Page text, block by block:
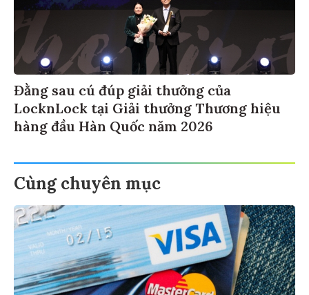
Đằng sau cú đúp giải thưởng của
LocknLock tại Giải thưởng Thương hiệu
hàng đầu Hàn Quốc năm 2026
Cùng chuyên mục